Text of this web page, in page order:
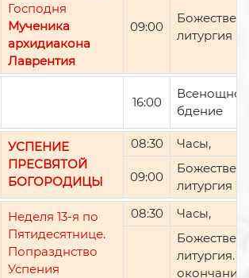
Господня
Мученика
архидиакона
Лаврентия
09:00
литургия
16:00
Всенощное
бдение
УСПЕНИЕ
ПРЕСВЯТОЙ
БОГОРОДИЦЫ
08:30 Часы,
09:00
литургия
Неделя 13-я по
Пятидесятнице.
Попразднство
Успения
08:30 Часы,
литургия.
окончании